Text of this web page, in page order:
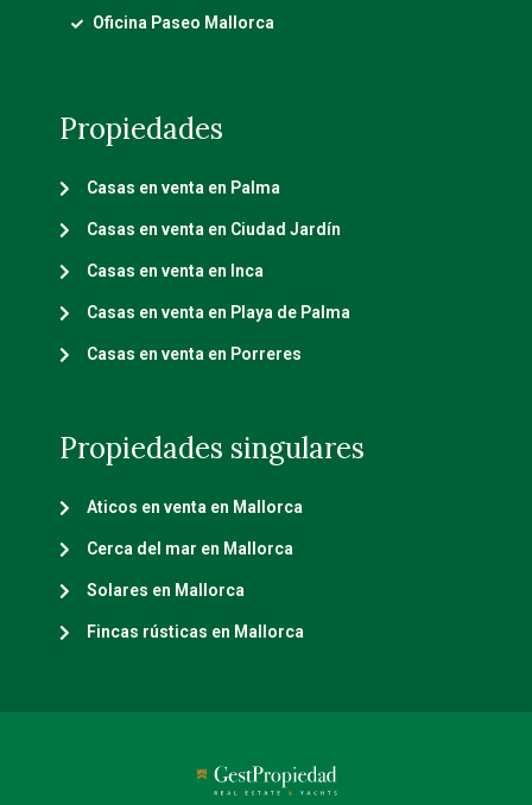
Oficina Paseo Mallorca
Propiedades
Casas en venta en Palma
Casas en venta en Ciudad Jardín
Casas en venta en Inca
Casas en venta en Playa de Palma
Casas en venta en Porreres
Propiedades singulares
Aticos en venta en Mallorca
Cerca del mar en Mallorca
Solares en Mallorca
Fincas rústicas en Mallorca